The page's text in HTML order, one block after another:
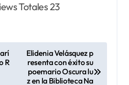
Totales 23
R
Elidenia Velásquez p
resenta con éxito su
poemario Oscura lu
z en la Biblioteca Na